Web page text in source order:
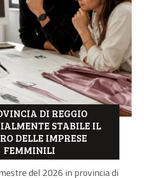
DI REGGIO
STABILE IL
DELLE IMPRESE
FEMMINILI